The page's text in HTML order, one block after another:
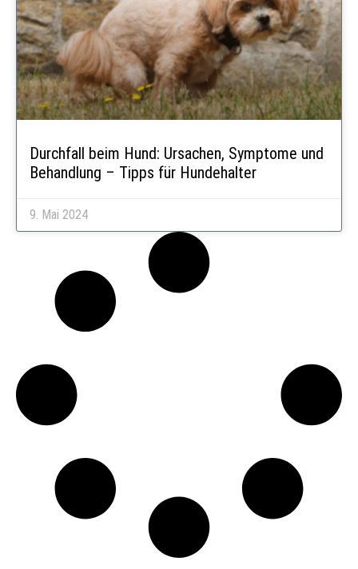
Durchfall beim Hund: Ursachen, Symptome und
Behandlung – Tipps für Hundehalter
9. Mai 2024